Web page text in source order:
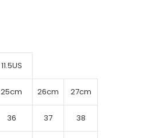
11.5US
25cm 26cm 27cm
36 37 38